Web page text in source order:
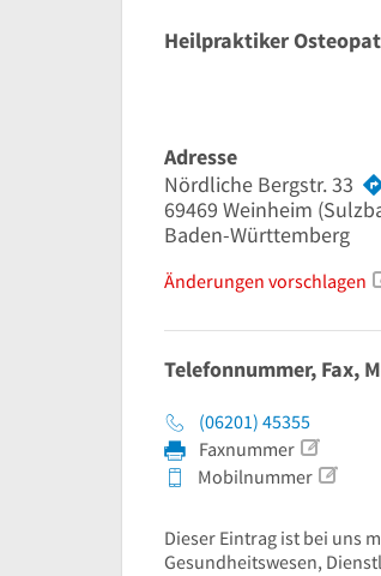
Heilpraktiker
Adresse
Nördliche Bergstr. 33
69469 Weinheim
Baden-Württemberg
Änderungen vorschlagen
Telefonnummer, Fax,
(06201) 45355
Faxnummer
Mobilnummer
Dieser Eintrag ist bei uns
Gesundheitswesen,